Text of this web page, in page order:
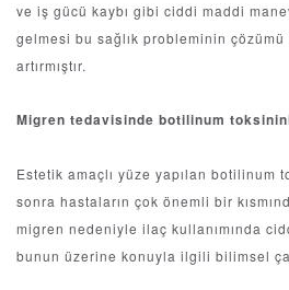
ve iş gücü kaybı gibi ciddi maddi
gelmesi bu sağlık probleminin çözümü
artırmıştır.
Migren tedavisinde botilinum
Estetik amaçlı yüze yapılan botilinum
sonra hastaların çok önemli bir
migren nedeniyle ilaç kullanımında
bunun üzerine konuyla ilgili bilimsel